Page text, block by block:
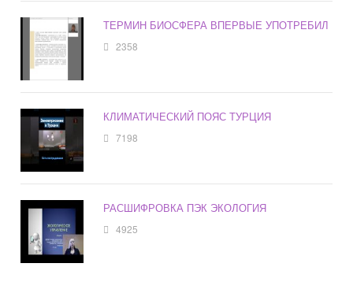
ТЕРМИН БИОСФЕРА ВПЕРВЫЕ УПОТРЕБИЛ
2358
КЛИМАТИЧЕСКИЙ ПОЯС ТУРЦИЯ
7198
РАСШИФРОВКА ПЭК ЭКОЛОГИЯ
4925